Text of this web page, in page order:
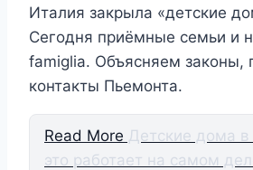
Италия закрыла «детские
Сегодня приёмные семьи и
famiglia. Объясняем законы,
контакты Пьемонта.
Read More Детские дома
это работает на самом